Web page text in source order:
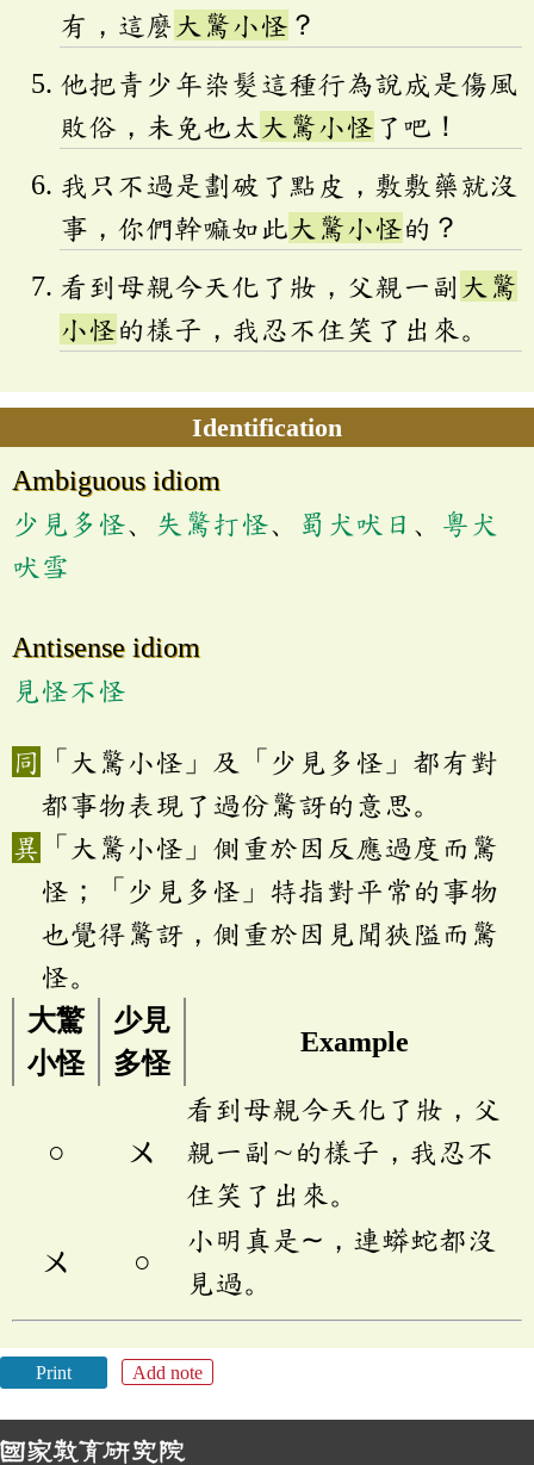
有，這麼 大驚小怪 ？
他把青少年染髮這種行為說成是傷風
敗俗，未免也太 大驚小怪 了吧！
我只不過是劃破了點皮，敷敷藥就沒
事，你們幹嘛如此大驚小怪的？
看到母親今天化了妝，父親一副 大驚
小怪的樣子，我忍不住笑了出來。
Identification
Ambiguous idiom
少見多怪、 失驚打怪、 蜀犬吠日 、 粵犬
吠雪
Antisense idiom
見怪不怪
「大驚小怪」及「少見多怪」都有對
都事物表現了過份驚訝的意思。
「大驚小怪」側重於因反應過度而驚
怪；「少見多怪」特指對平常的事物
也覺得驚訝，側重於因見聞狹隘而驚
怪。
大驚
小怪
少見
多怪
Example
○ ㄨ
看到母親今天化了妝，父
親一副∼的樣子，我忍不
住笑了出來。
ㄨ ○
小明真是∼，連蟒蛇都沒
見過。
Print Add note